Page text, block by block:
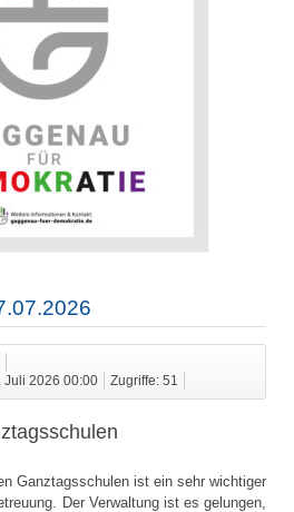
Juli 2026 00:00
Zugriffe: 51
Ganztagsschulen ist ein sehr wichtiger
Der Verwaltung ist es gelungen,